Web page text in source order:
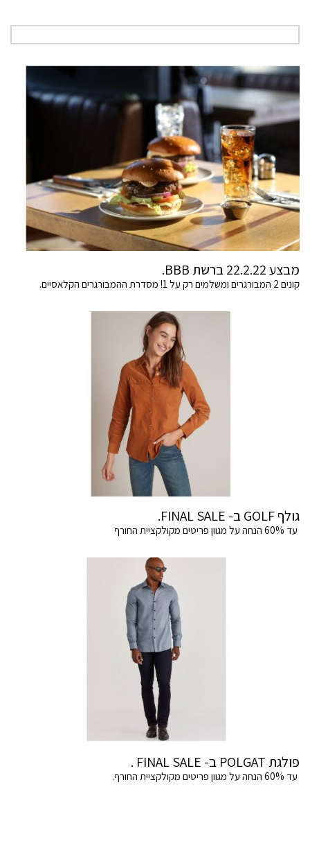
מבצע 22.2.22 ברשת BBB.
קונים 2 המבורגרים ומשלמים רק על 1! מסדרת ההמבורגרים הקלאסיים.
גולף GOLF ב- FINAL SALE.
עד 60% הנחה על מגוון פריטים מקולקציית החורף
פולגת POLGAT ב- FINAL SALE .
עד 60% הנחה על מגוון פריטים מקולקציית החורף.